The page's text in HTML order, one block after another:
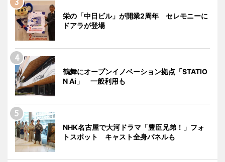
栄の「中日ビル」が開業2周年 セレモニーに
ドアラが登場
鶴舞にオープンイノベーション拠点「STATIO
N Ai」 一般利用も
NHK名古屋で大河ドラマ「豊臣兄弟！」フォ
トスポット キャスト全身パネルも